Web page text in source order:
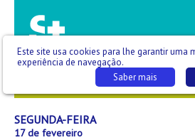
16 SEG 17
SEGUNDA-FEIRA
17 de fevereiro
Este site usa cookies para lhe garantir uma
experiência de navegação.
Saber mais